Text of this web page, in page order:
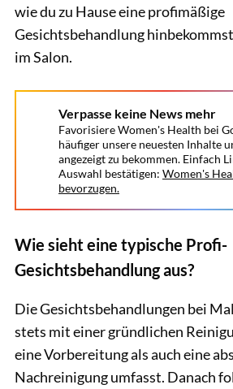
wie du zu Hause eine profimäßige
Gesichtsbehandlung
im Salon.
Verpasse keine News mehr
Favorisiere Women's Health bei
häufiger unsere neuesten Inhalte
angezeigt zu bekommen. Einfach
Auswahl bestätigen: Women's
bevorzugen.
Wie sieht eine typische Profi-
Gesichtsbehandlung aus?
Die Gesichtsbehandlungen bei
stets mit einer gründlichen
eine Vorbereitung als auch eine
Nachreinigung umfasst. Danach